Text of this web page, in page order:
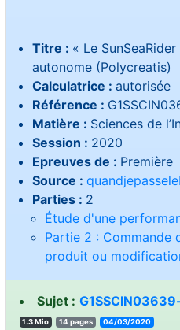
Titre : « Le
autonome (Polycreatis)
Calculatrice : autorisée
Référence :
Matière : Sciences de
Session : 2020
Epreuves de : Première
Source :
Parties : 2
Étude d'une
Partie 2 : Commande
produit ou
Sujet :
1.3 Mio 14 pages 04/03/2020